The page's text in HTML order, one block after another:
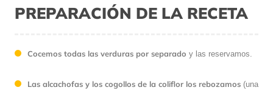
PREPARACIÓN DE LA RECETA
Cocemos todas las verduras por separado y las reservamos.
Las alcachofas y los cogollos de la coliflor los rebozamos (una